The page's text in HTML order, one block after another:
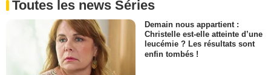
Toutes les news Séries
Demain nous appartient :
Christelle est-elle atteinte d’une
leucémie ? Les résultats sont
enfin tombés !